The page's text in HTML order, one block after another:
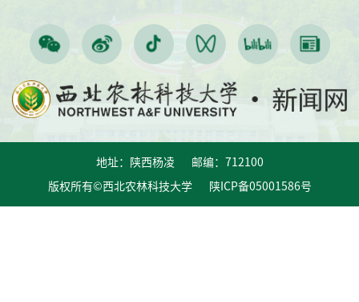
地址：陕西杨凌 邮编：712100
版权所有©西北农林科技大学 陕ICP备05001586号